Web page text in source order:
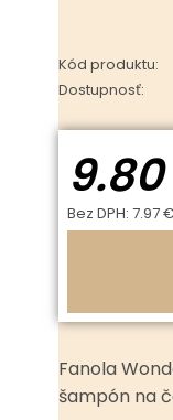
Kód produktu:
Dostupnosť:
Bez DPH: 7.97 €
Fanola
šampón na